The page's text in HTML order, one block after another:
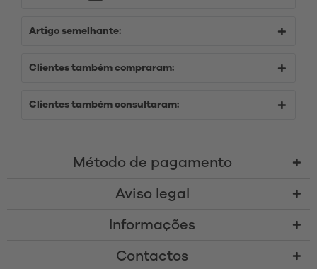
Artigo semelhante:
Clientes também compraram:
Clientes também consultaram:
Método de pagamento
Aviso legal
Informações
Contactos